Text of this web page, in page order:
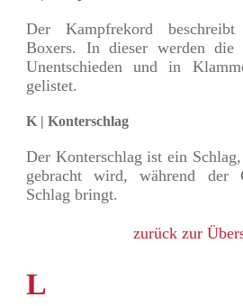
Der Kampfrekord
Boxers. In dieser werden die
Unentschieden und in
gelistet.
K | Konterschlag
Der Konterschlag ist ein
gebracht wird, während der
Schlag bringt.
zurück zur
L